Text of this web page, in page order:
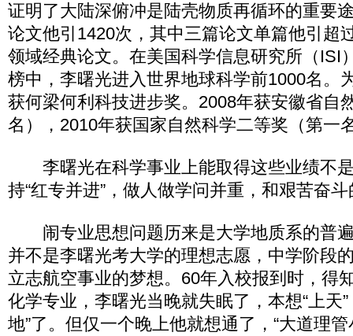
证明了大陆深俯冲是陆壳物质再循环的重要
论文他引1420次，其中三篇论文单篇他引超
领域经典论文。在美国科学信息研究所（ISI
榜中，李曙光进入世界地球科学前1000名。
获何梁何利科技进步奖。2008年获安徽省自
名），2010年获国家自然科学二等奖（第一
李曙光在科学事业上能取得这些业绩不
持“红专并进”，做人做学问并重，和艰苦奋
闹专业思想问题历来是大学地质系的普遍
并不是李曙光考大学的理想志愿，中学阶段
立志航空事业的梦想。60年入校报到时，得
化学专业，李曙光当晚就失眠了，本想“上天
地”了。但仅一个晚上他就想通了，“大道理管